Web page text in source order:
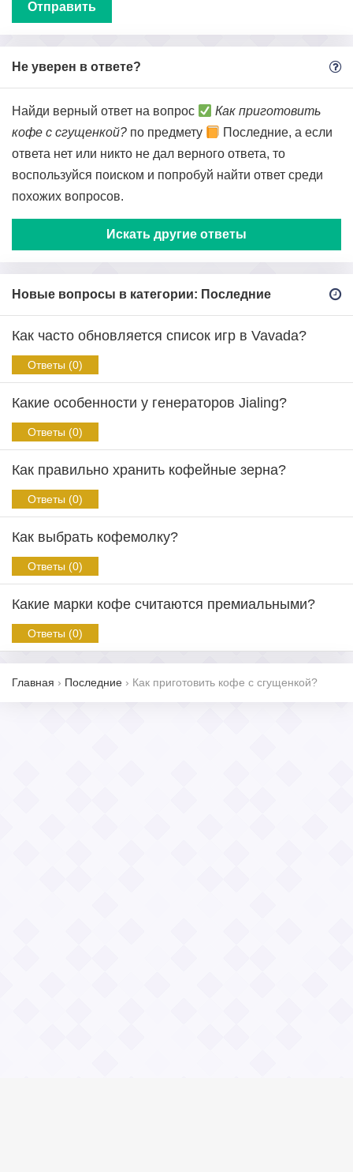
Не уверен в ответе?
Найди верный ответ на вопрос
Как приготовить
кофе с сгущенкой? по предмету
Последние, а если
ответа нет или никто не дал верного ответа, то
воспользуйся поиском и попробуй найти ответ среди
похожих вопросов.
Искать другие ответы
Новые вопросы в категории: Последние
Как часто обновляется список игр в Vavada?
Ответы (0)
Какие особенности у генераторов Jialing?
Ответы (0)
Как правильно хранить кофейные зерна?
Ответы (0)
Как выбрать кофемолку?
Ответы (0)
Какие марки кофе считаются премиальными?
Ответы (0)
Главная › Последние › Как приготовить кофе с сгущенкой?